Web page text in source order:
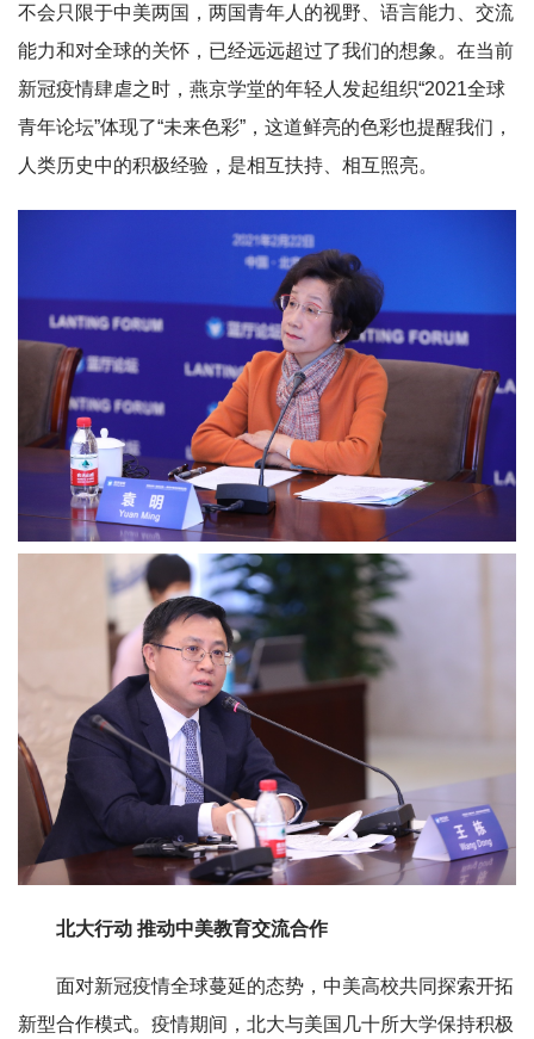
不会只限于中美两国，两国青年人的视野、语言能力、交流
能力和对全球的关怀，已经远远超过了我们的想象。在当前
新冠疫情肆虐之时，燕京学堂的年轻人发起组织“2021全球
青年论坛”体现了“未来色彩”，这道鲜亮的色彩也提醒我们，
人类历史中的积极经验，是相互扶持、相互照亮。
北大行动 推动中美教育交流合作
面对新冠疫情全球蔓延的态势，中美高校共同探索开拓
新型合作模式。疫情期间，北大与美国几十所大学保持积极